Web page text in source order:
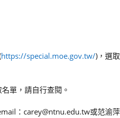
https://special.moe.gov.tw/)，選
單，請自行查閱。
：carey@ntnu.edu.tw或范渝